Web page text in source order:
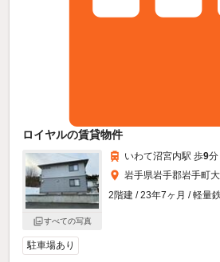
ロイヤルの賃貸物件
すべての写真
いわて沼宮内駅 歩9分
岩手県岩手郡岩手町
2階建 / 23年7ヶ月 / 軽量
駐車場あり